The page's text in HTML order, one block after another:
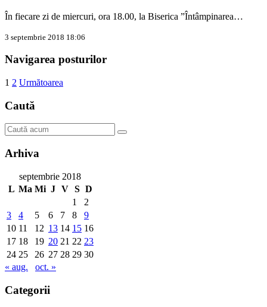
În fiecare zi de miercuri, ora 18.00, la Biserica ”Întâmpinarea…
3 septembrie 2018 18:06
Navigarea posturilor
1 2 Următoarea
Caută
Arhiva
septembrie 2018
L Ma Mi J V S D
1
2
3
4 5 6 7 8
9
10 11 12 13 14 15 16
17 18 19 20 21 22 23
24 25 26 27 28 29 30
« aug.
oct. »
Categorii